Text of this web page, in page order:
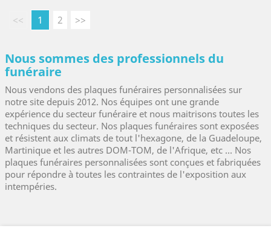
<< 1 2 >>
Nous sommes des professionnels du
funéraire
Nous vendons des plaques funéraires personnalisées sur
notre site depuis 2012. Nos équipes ont une grande
expérience du secteur funéraire et nous maitrisons toutes les
techniques du secteur. Nos plaques funéraires sont exposées
et résistent aux climats de tout l'hexagone, de la Guadeloupe,
Martinique et les autres DOM-TOM, de l'Afrique, etc ... Nos
plaques funéraires personnalisées sont conçues et fabriquées
pour répondre à toutes les contraintes de l'exposition aux
intempéries.